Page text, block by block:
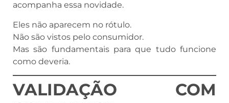
acompanha essa novidade.
Eles não aparecem no rótulo.
Não são vistos pelo consumidor.
Mas são fundamentais para que tudo funcione
como deveria.
VALIDAÇÃO COM